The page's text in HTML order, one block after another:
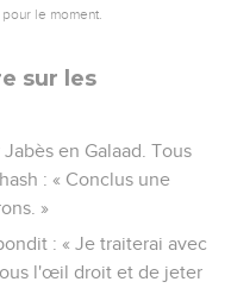
le moment.
sur les
en Galaad. Tous
: « Conclus une
»
: « Je traiterai avec
l'œil droit et de jeter